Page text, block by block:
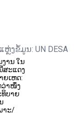
ແຫຼ່ງຂໍ້ມູນ: UN DESA
ານ ໃນ
ສະແດງ
ເຫດ:
ວ່າໜຶ່ງ
ທິບາຍ
າະ/